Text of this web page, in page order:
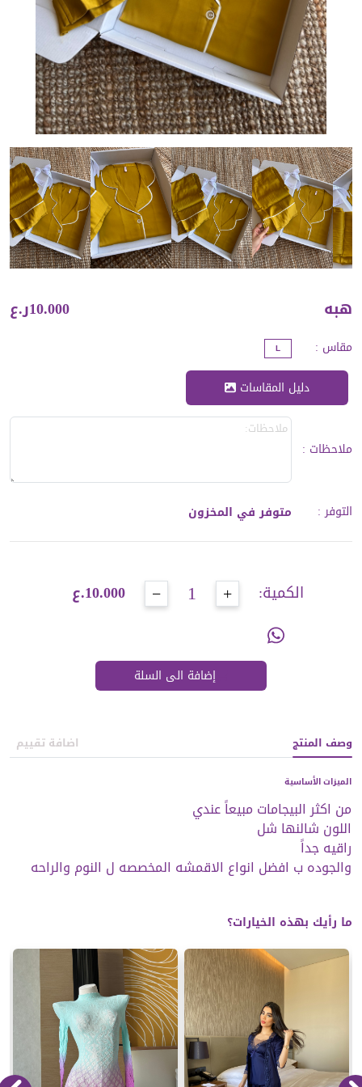
هبه 10.000ر.ع
مقاس :
L
دليل المقاسات
ملاحظات :
التوفر: متوفر في المخزون
الكمية: +
1
− 10.000.ع
إضافة الى السلة
وصف المنتج اضافة تقييم
الميزات الأساسية
والجوده ب افضل انواع الاقمشه المخصصه ل النوم والراحه
ما رأيك بهذه الخيارات؟